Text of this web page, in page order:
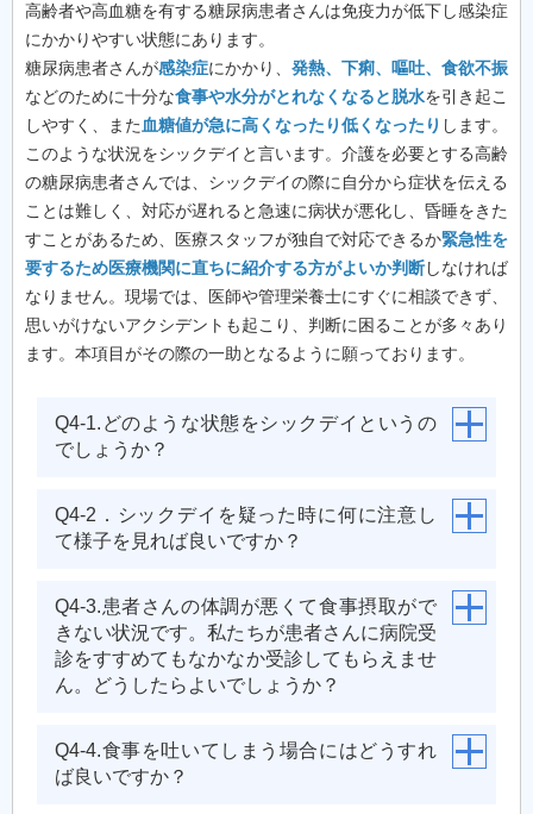
高齢者や高血糖を有する糖尿病患者さんは免疫力が低下し感染症
にかかりやすい状態にあります。
糖尿病患者さんが感染症にかかり、 発熱、下痢、嘔吐、食欲不振
などのために十分な食事や水分がとれなくなると脱水を引き起こ
しやすく、また血糖値が急に高くなったり低くなったり します。
このような状況をシックデイと言います。介護を必要とする高齢
の糖尿病患者さんでは、シックデイの際に自分から症状を伝える
ことは難しく、対応が遅れると急速に病状が悪化し、昏睡をきた
すことがあるため、医療スタッフが独自で対応できるか緊急性を
要するため医療機関に直ちに紹介する方がよいか判断しなければ
なりません。現場では、医師や管理栄養士にすぐに相談できず、
思いがけないアクシデントも起こり、判断に困ることが多々あり
ます。本項目がその際の一助となるように願っております。
Q4-1.どのような状態をシックデイというの
でしょうか？
Q4-2．シックデイを疑った時に何に注意し
て様子を見れば良いですか？
Q4-3.患者さんの体調が悪くて食事摂取がで
きない状況です。私たちが患者さんに病院受
診をすすめてもなかなか受診してもらえませ
ん。どうしたらよいでしょうか？
Q4-4.食事を吐いてしまう場合にはどうすれ
ば良いですか？